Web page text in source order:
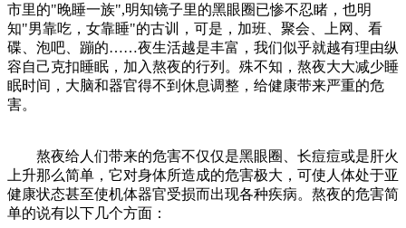
市里的"晚睡一族",明知镜子里的黑眼圈已惨不忍睹，也明
知"男靠吃，女靠睡"的古训，可是，加班、聚会、上网、看
碟、泡吧、蹦的……夜生活越是丰富，我们似乎就越有理由纵
容自己克扣睡眠，加入熬夜的行列。殊不知，熬夜大大减少睡
眠时间，大脑和器官得不到休息调整，给健康带来严重的危
害。
熬夜给人们带来的危害不仅仅是黑眼圈、长痘痘或是肝火
上升那么简单，它对身体所造成的危害极大，可使人体处于亚
健康状态甚至使机体器官受损而出现各种疾病。熬夜的危害简
单的说有以下几个方面：